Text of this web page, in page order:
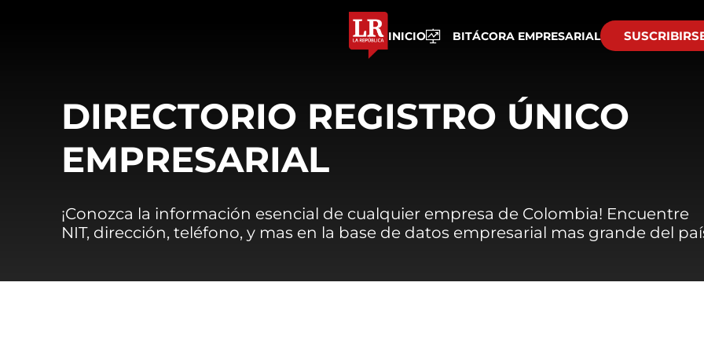
INICIO BITÁCORA EMPRESARIAL
DIRECTORIO REGISTRO ÚNICO
EMPRESARIAL
¡Conozca la información esencial de cualquier empresa de Colombia! Encuentre
NIT, dirección, teléfono, y mas en la base de datos empresarial mas grande del